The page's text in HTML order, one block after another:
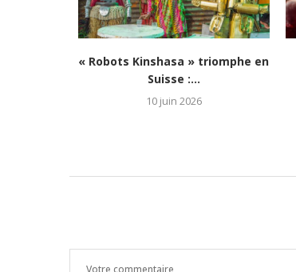
Culture-Portrait : entre mémoire
et rituel, Edmond SALUMU...
29 avril 2026